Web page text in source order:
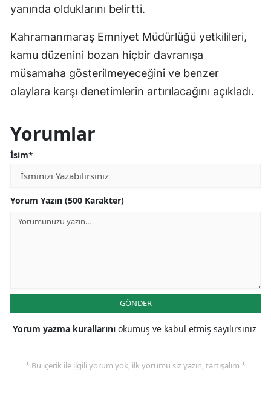
yanında olduklarını belirtti.
Kahramanmaraş Emniyet Müdürlüğü yetkilileri,
kamu düzenini bozan hiçbir davranışa
müsamaha gösterilmeyeceğini ve benzer
olaylara karşı denetimlerin artırılacağını açıkladı.
Yorumlar
İsim*
Yorum Yazın (500 Karakter)
GÖNDER
Yorum yazma kurallarını okumuş ve kabul etmiş sayılırsınız
* Bu içerik ile ilgili yorum yok, ilk yorumu siz yazın, tartışalım *